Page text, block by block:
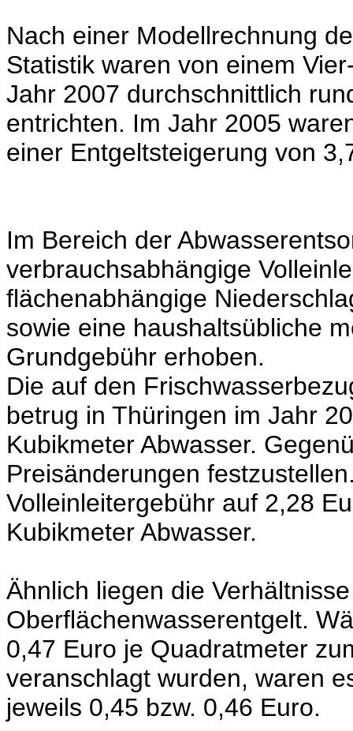
Nach einer Modellrechnung
Statistik waren von einem
Jahr 2007 durchschnittlich
entrichten. Im Jahr 2005
einer Entgeltsteigerung von
Im Bereich der
verbrauchsabhängige
flächenabhängige
sowie eine haushaltsübliche
Grundgebühr erhoben.
Die auf den
betrug in Thüringen im Jahr
Kubikmeter Abwasser.
Preisänderungen
Volleinleitergebühr auf 2,28
Kubikmeter Abwasser.
Ähnlich liegen die
Oberflächenwasserentgelt.
0,47 Euro je Quadratmeter
veranschlagt wurden, waren
jeweils 0,45 bzw. 0,46 Euro.